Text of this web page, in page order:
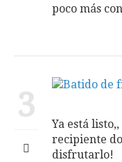
poco más
3
Ya está
recipiente
disfrutarlo!